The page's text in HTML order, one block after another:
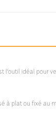
l’outil idéal pour
à plat ou fixé au